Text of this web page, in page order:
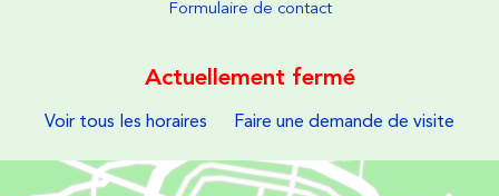
Formulaire de contact
Actuellement fermé
Voir tous les horaires Faire une demande de visite